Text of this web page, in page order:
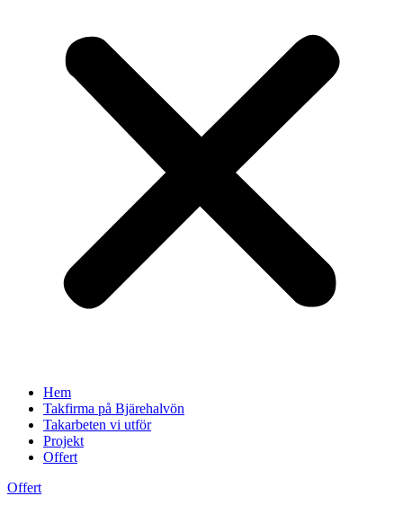
Hem
Takfirma på Bjärehalvön
Takarbeten vi utför
Projekt
Offert
Offert